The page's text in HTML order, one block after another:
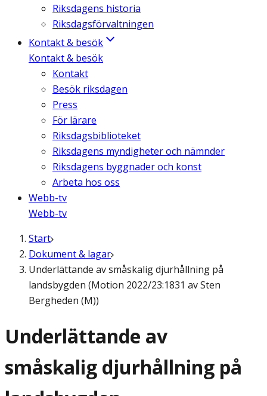
Riksdagens historia
Riksdagsförvaltningen
Kontakt & besök
Kontakt & besök
Kontakt
Besök riksdagen
Press
För lärare
Riksdagsbiblioteket
Riksdagens myndigheter och nämnder
Riksdagens byggnader och konst
Arbeta hos oss
Webb-tv
Webb-tv
Start
Dokument & lagar
Underlättande av småskalig djurhållning på
landsbygden (Motion 2022/23:1831 av Sten
Bergheden (M))
Underlättande av
småskalig djurhållning på